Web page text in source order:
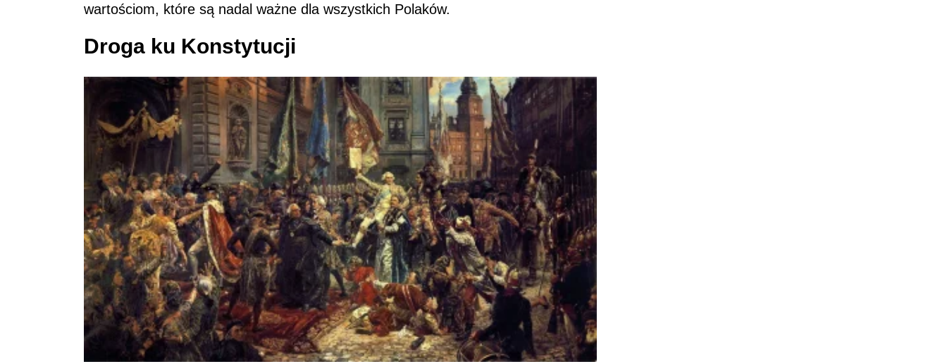
wartościom, które są nadal ważne dla wszystkich Polaków.
Droga ku Konstytucji